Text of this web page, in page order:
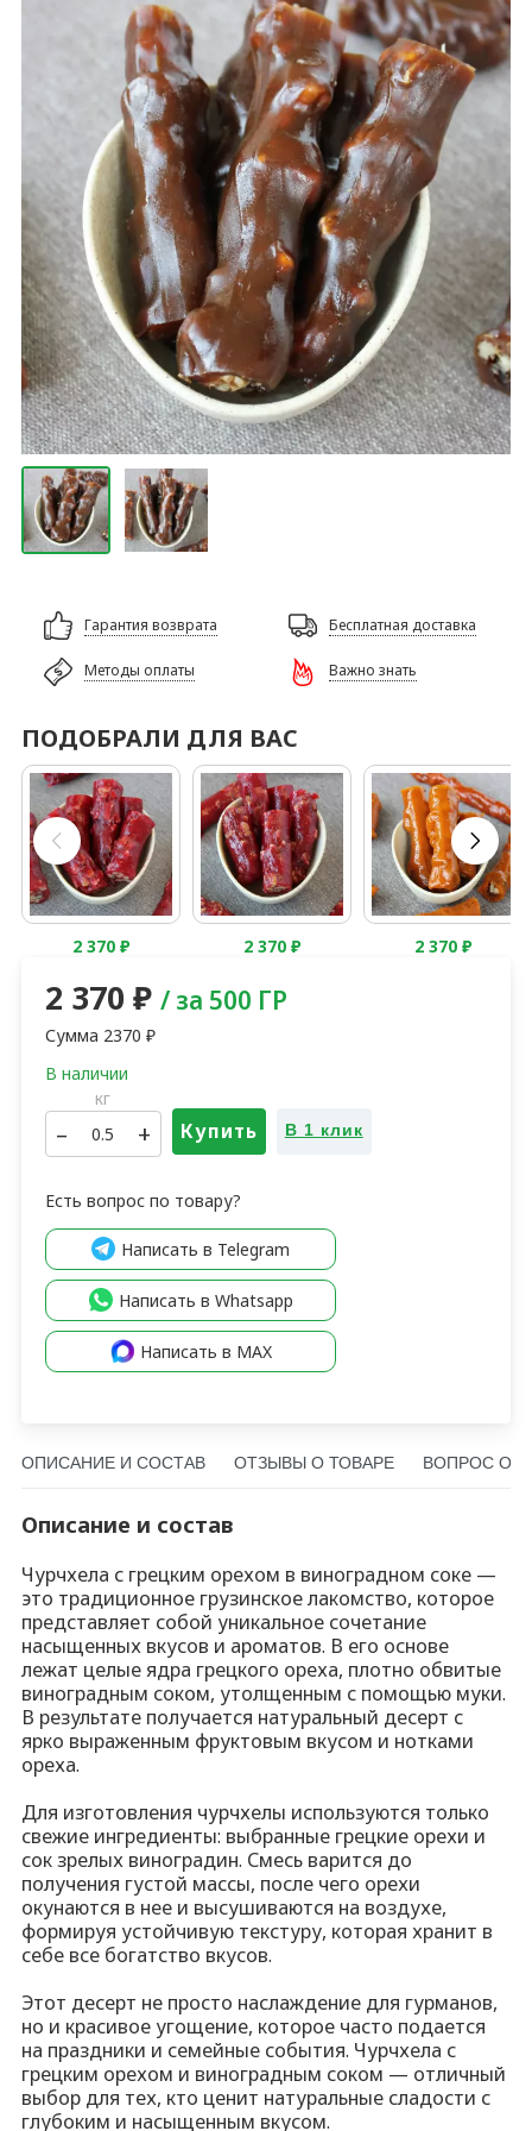
Гарантия возврата Бесплатная доставка
Методы оплаты Важно знать
ПОДОБРАЛИ ДЛЯ ВАС
2 370₽ 2 370₽ 2 370₽
2 370 ₽ / за 500 ГР
Сумма 2370 ₽
кг
– + Купить В 1 клик
Есть вопрос по товару?
Написать в Telegram
Написать в Whatsapp
Написать в MAX
ОПИСАНИЕ И СОСТАВ ОТЗЫВЫ О ТОВАРЕ ВОПРОС О
Описание и состав
Чурчхела с грецким орехом в виноградном соке —
это традиционное грузинское лакомство, которое
представляет собой уникальное сочетание
насыщенных вкусов и ароматов. В его основе
лежат целые ядра грецкого ореха, плотно обвитые
виноградным соком, утолщенным с помощью муки.
В результате получается натуральный десерт с
ярко выраженным фруктовым вкусом и нотками
ореха.
Для изготовления чурчхелы используются только
свежие ингредиенты: выбранные грецкие орехи и
сок зрелых виноградин. Смесь варится до
получения густой массы, после чего орехи
окунаются в нее и высушиваются на воздухе,
формируя устойчивую текстуру, которая хранит в
себе все богатство вкусов.
Этот десерт не просто наслаждение для гурманов,
но и красивое угощение, которое часто подается
на праздники и семейные события. Чурчхела с
грецким орехом и виноградным соком — отличный
выбор для тех, кто ценит натуральные сладости с
глубоким и насыщенным вкусом.